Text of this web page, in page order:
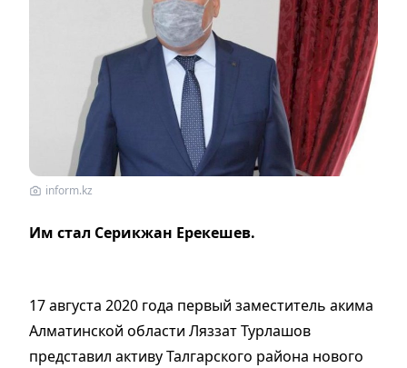
inform.kz
Им стал Серикжан Ерекешев.
17 августа 2020 года первый заместитель акима
Алматинской области Ляззат Турлашов
представил активу Талгарского района нового